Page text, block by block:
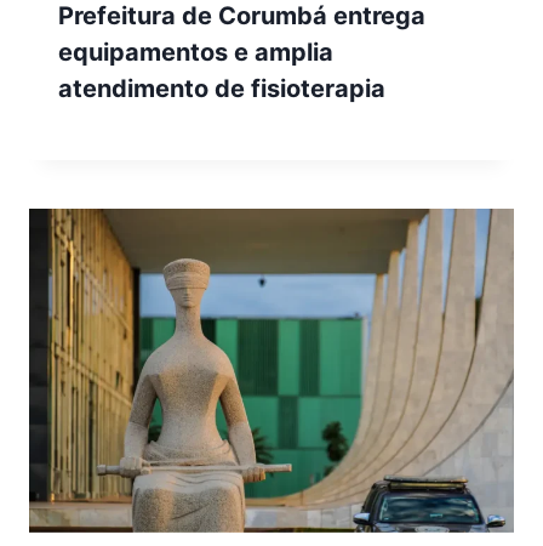
Prefeitura de Corumbá entrega
equipamentos e amplia
atendimento de fisioterapia